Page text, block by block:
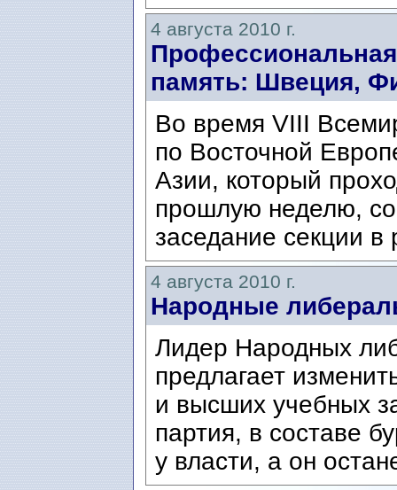
4 августа 2010 г.
память: Швеция,
Во время VIII
по Восточной
Азии, который
прошлую неделю,
заседание секции
4 августа 2010 г.
Народные
Лидер Народных
предлагает
и высших учебных
партия, в составе
у власти, а он